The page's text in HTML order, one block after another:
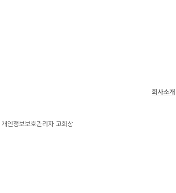
회사소개
개인정보보호관리자 고희상